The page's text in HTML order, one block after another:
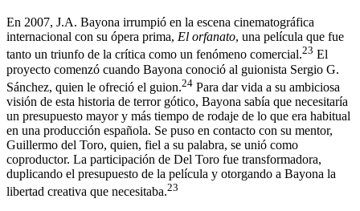
En 2007, J.A. Bayona irrumpió en la escena cinematográfica
internacional con su ópera prima, El orfanato, una película que fue
tanto un triunfo de la crítica como un fenómeno comercial.23 El
proyecto comenzó cuando Bayona conoció al guionista Sergio G.
Sánchez, quien le ofreció el guion.24 Para dar vida a su ambiciosa
visión de esta historia de terror gótico, Bayona sabía que necesitaría
un presupuesto mayor y más tiempo de rodaje de lo que era habitual
en una producción española. Se puso en contacto con su mentor,
Guillermo del Toro, quien, fiel a su palabra, se unió como
coproductor. La participación de Del Toro fue transformadora,
duplicando el presupuesto de la película y otorgando a Bayona la
libertad creativa que necesitaba.23